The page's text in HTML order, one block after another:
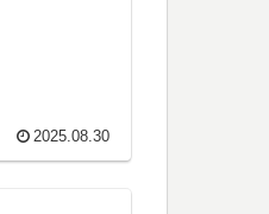
2025.08.30